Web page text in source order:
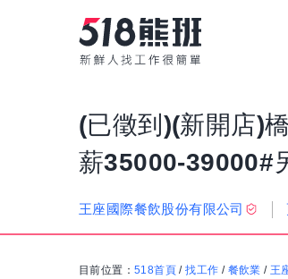
(已徵到)(新開店)
薪35000-39000#
王座國際餐飲股份有限公司
目前位置： 518首頁 /找工作 / 餐飲業 / 王